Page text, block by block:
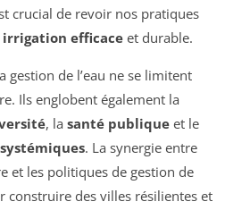
crucial de revoir nos pratiques
irrigation efficace et durable.
gestion de l’eau ne se limitent
Ils englobent également la
, la santé publique et le
. La synergie entre
et les politiques de gestion de
construire des villes résilientes et